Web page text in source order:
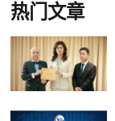
热门文章